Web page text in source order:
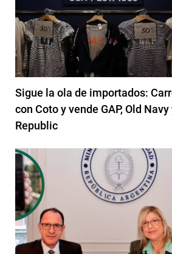
Sigue la ola de importados:
con Coto y vende GAP, Old
Republic